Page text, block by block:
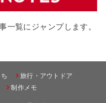
一覧にジャンプします。
旅行・アウトドア
制作メモ